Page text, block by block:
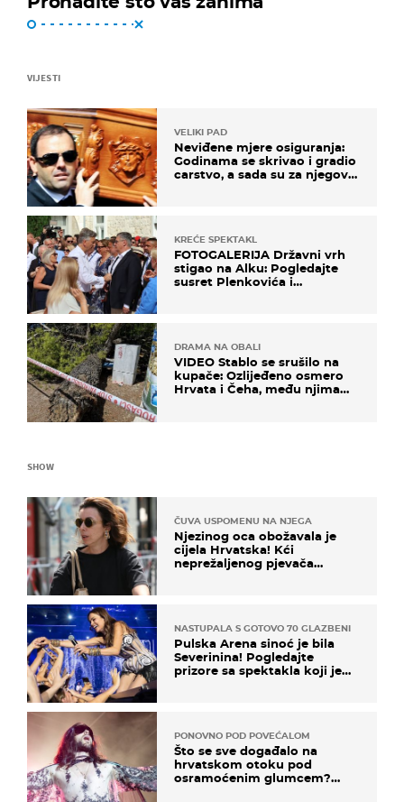
VIJESTI
VELIKI PAD
Neviđene mjere osiguranja:
Godinama se skrivao i gradio
carstvo, a sada su za njegovo
KREĆE SPEKTAKL
FOTOGALERIJA Državni vrh
stigao na Alku: Pogledajte
susret Plenkovića i
DRAMA NA OBALI
VIDEO Stablo se srušilo na
kupače: Ozlijeđeno osmero
Hrvata i Čeha, među njima
SHOW
ČUVA USPOMENU NA NJEGA
Njezinog oca obožavala je
cijela Hrvatska! Kći
neprežaljenog pjevača
NASTUPALA S GOTOVO 70 GLAZBENIKA
Pulska Arena sinoć je bila
Severinina! Pogledajte
prizore sa spektakla koji je
PONOVNO POD POVEĆALOM
Što se sve događalo na
hrvatskom otoku pod
osramoćenim glumcem?